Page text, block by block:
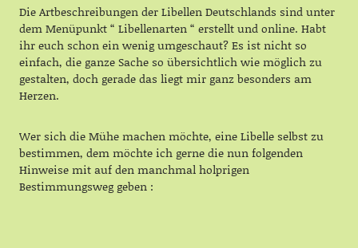
Die Artbeschreibungen der Libellen Deutschlands sind unter
dem Menüpunkt “ Libellenarten “ erstellt und online. Habt
ihr euch schon ein wenig umgeschaut? Es ist nicht so
einfach, die ganze Sache so übersichtlich wie möglich zu
gestalten, doch gerade das liegt mir ganz besonders am
Herzen.
Wer sich die Mühe machen möchte, eine Libelle selbst zu
bestimmen, dem möchte ich gerne die nun folgenden
Hinweise mit auf den manchmal holprigen
Bestimmungsweg geben :